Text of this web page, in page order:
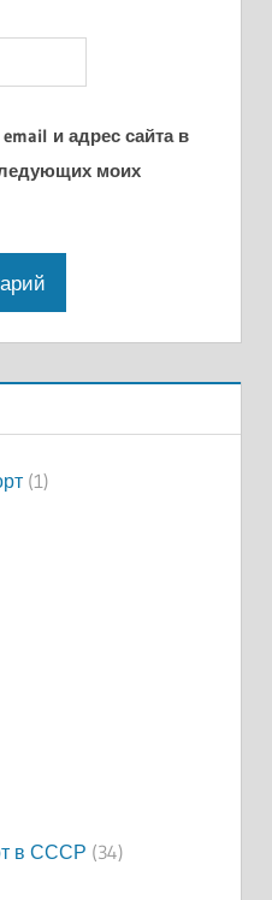
и адрес сайта в
моих
(1)
в СССР (34)